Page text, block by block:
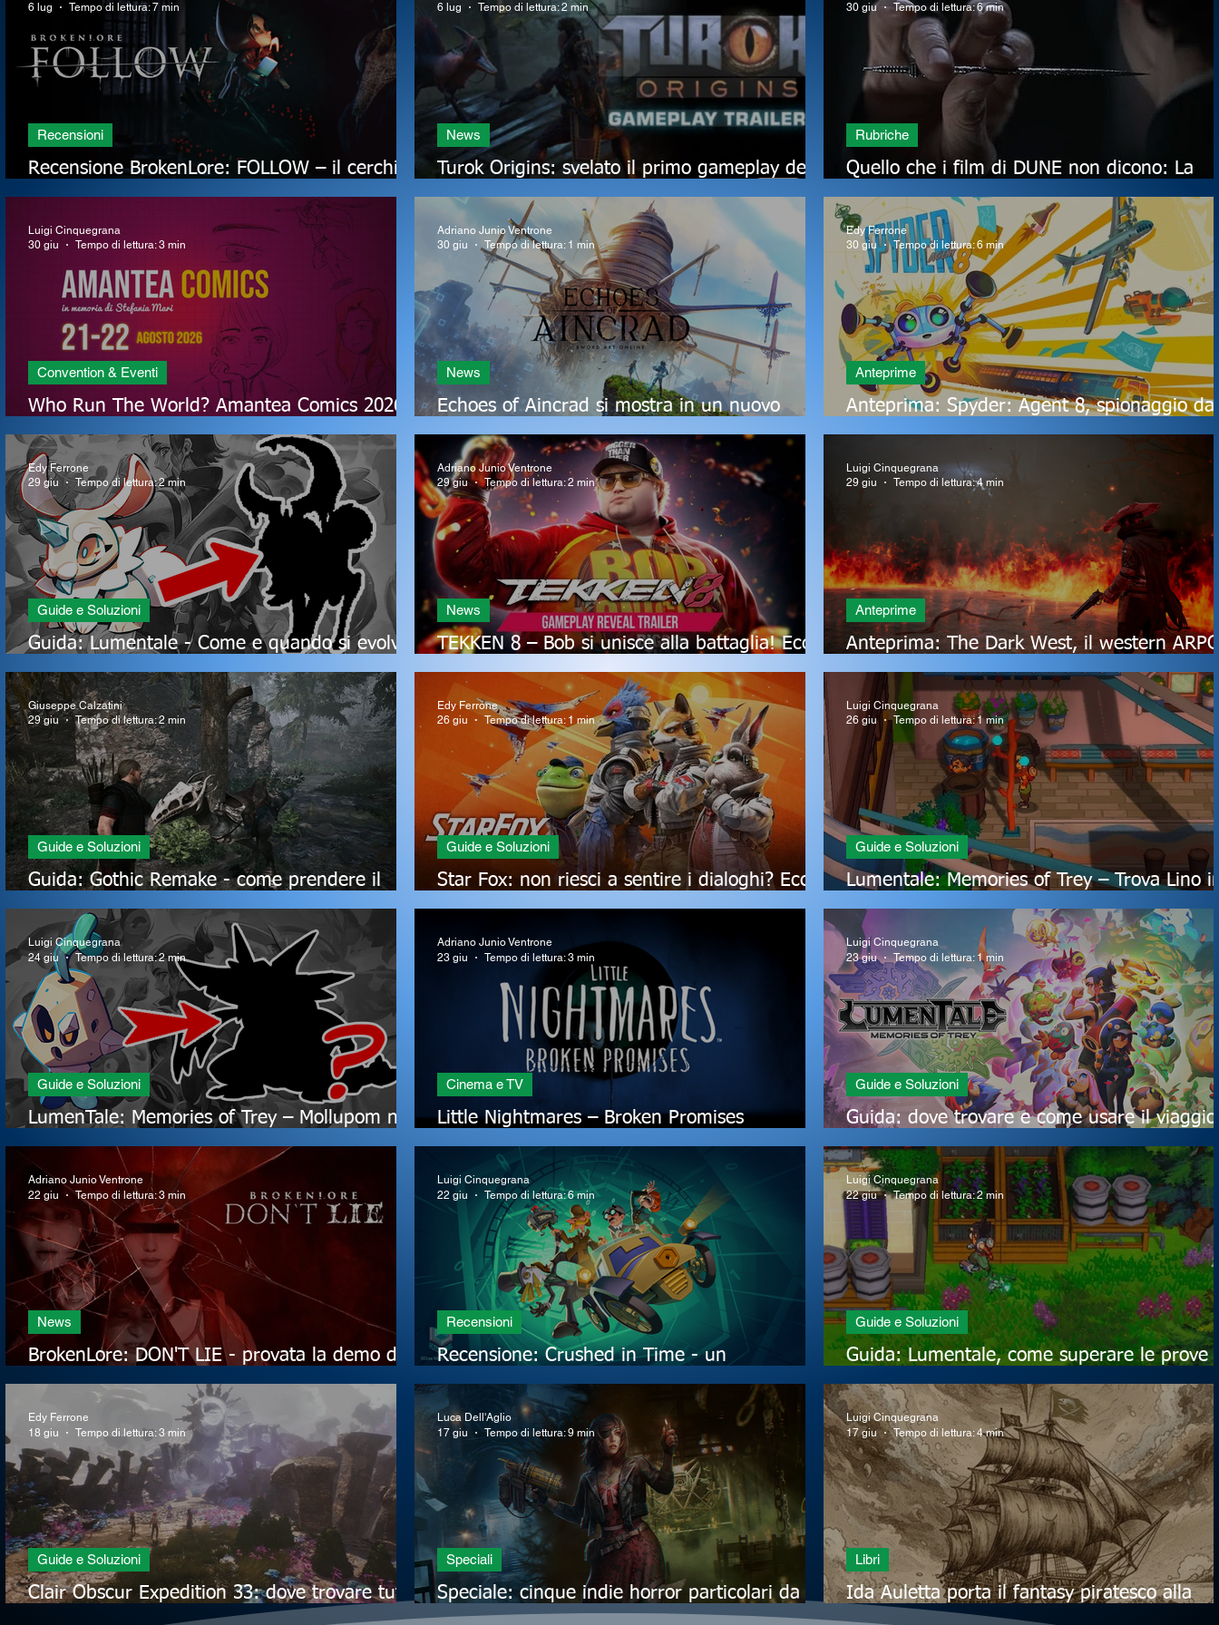
Recensione BrokenLore: FOLLOW – il cerchio
Recensioni
6 lug
Tempo di lettura: 7 min
Turok Origins: svelato il primo gameplay del
News
6 lug
Tempo di lettura: 2 min
Quello che i film di DUNE non dicono: La
Rubriche
30 giu
Tempo di lettura: 6 min
Who Run The World? Amantea Comics 2026
Convention & Eventi
Luigi Cinquegrana
30 giu
Tempo di lettura: 3 min
Echoes of Aincrad si mostra in un nuovo
News
Adriano Junio Ventrone
30 giu
Tempo di lettura: 1 min
Anteprima: Spyder: Agent 8, spionaggio
Anteprime
Edy Ferrone
30 giu
Tempo di lettura: 6 min
Guida: Lumentale - Come e quando si evolve
Guide e Soluzioni
Edy Ferrone
29 giu
Tempo di lettura: 2 min
TEKKEN 8 – Bob si unisce alla battaglia! Ecco
News
Adriano Junio Ventrone
29 giu
Tempo di lettura: 2 min
Anteprima: The Dark West, il western ARPG
Anteprime
Luigi Cinquegrana
29 giu
Tempo di lettura: 4 min
Guida: Gothic Remake - come prendere il
saprofago come cavalcatura a inizio gioco
Guide e Soluzioni
Giuseppe Calzatini
29 giu
Tempo di lettura: 2 min
Star Fox: non riesci a sentire i dialoghi? Ecco
la soluzione al tuo problema audio
Guide e Soluzioni
Edy Ferrone
26 giu
Tempo di lettura: 1 min
Lumentale: Memories of Trey – Trova Lino
tutti i nascondigli di Costa Linda
Guide e Soluzioni
Luigi Cinquegrana
26 giu
Tempo di lettura: 1 min
LumenTale: Memories of Trey – Mollupom non
si evolve? Ecco la Soluzione
Guide e Soluzioni
Luigi Cinquegrana
24 giu
Tempo di lettura: 2 min
Little Nightmares – Broken Promises
candidato all’Annecy International Animation
Film Festival
Cinema e TV
Adriano Junio Ventrone
23 giu
Tempo di lettura: 3 min
Guida: dove trovare e come usare il viaggio
rapido in LumenTale: Memories of Trey
Guide e Soluzioni
Luigi Cinquegrana
23 giu
Tempo di lettura: 1 min
BrokenLore: DON'T LIE - provata la demo del
News
Adriano Junio Ventrone
22 giu
Tempo di lettura: 3 min
Recensione: Crushed in Time - un
Recensioni
Luigi Cinquegrana
22 giu
Tempo di lettura: 6 min
Guida: Lumentale, come superare le prove
Guide e Soluzioni
Luigi Cinquegrana
22 giu
Tempo di lettura: 2 min
Clair Obscur Expedition 33: dove trovare tutti
Guide e Soluzioni
Edy Ferrone
18 giu
Tempo di lettura: 3 min
Speciale: cinque indie horror particolari da
recuperare
Speciali
Luca Dell'Aglio
17 giu
Tempo di lettura: 9 min
Ida Auletta porta il fantasy piratesco alla
Mondadori di Scafati con “Rotte Sottovento”
Libri
Luigi Cinquegrana
17 giu
Tempo di lettura: 4 min